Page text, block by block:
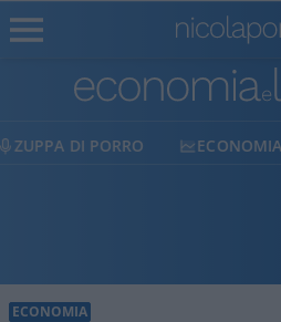
ECONOMIA LIBERILIBRI
ECONOMIA